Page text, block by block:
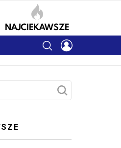
NAJCIEKAWSZE
SEARCH